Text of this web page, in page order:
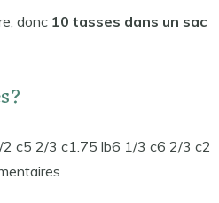
donc 10 tasses dans un sac
2 c5 2/3 c1.75 lb6 1/3 c6 2/3 c2